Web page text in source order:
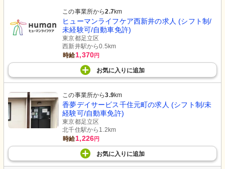
この事業所から2.7km
ヒューマンライフケア西新井の求人 (シフト制/
未経験可/自動車免許)
東京都足立区
西新井駅から0.5km
時給1,370円
お気に入り に追加
この事業所から3.9km
香夢デイサービス千住元町の求人 (シフト制/未
経験可/自動車免許)
東京都足立区
北千住駅から1.2km
時給1,226円
お気に入り に追加